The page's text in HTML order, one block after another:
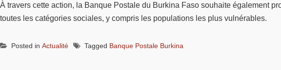
À travers cette action, la Banque Postale du Burkina Faso souhaite également
toutes les catégories sociales, y compris les populations les plus vulnérables.
Posted in Actualité Tagged Banque Postale Burkina